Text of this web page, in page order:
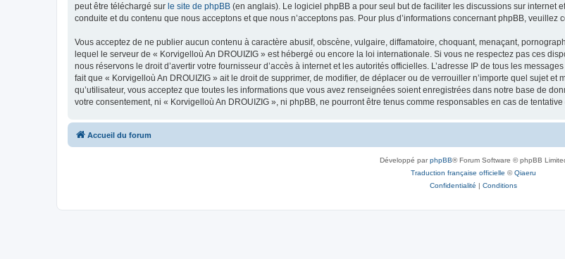
peut être téléchargé sur le site de phpBB (en anglais). Le logiciel phpBB a pour seul but de faciliter les discussions sur internet
conduite et du contenu que nous acceptons et que nous n’acceptons pas. Pour plus d’informations concernant phpBB, veuillez
Vous acceptez de ne publier aucun contenu à caractère abusif, obscène, vulgaire, diffamatoire, choquant, menaçant,
lequel le serveur de « Korvigelloù An DROUIZIG » est hébergé ou encore la loi internationale. Si vous ne respectez pas ces
nous réservons le droit d’avertir votre fournisseur d’accès à internet et les autorités officielles. L’adresse IP de tous les
fait que « Korvigelloù An DROUIZIG » ait le droit de supprimer, de modifier, de déplacer ou de verrouiller n’importe quel sujet
qu’utilisateur, vous acceptez que toutes les informations que vous avez renseignées soient enregistrées dans notre base de
votre consentement, ni « Korvigelloù An DROUIZIG », ni phpBB, ne pourront être tenus comme responsables en cas de
Accueil du forum
Développé parphpBB® Forum Software © phpBB
Traduction française officielle ©Qiaeru
Confidentialité | Conditions